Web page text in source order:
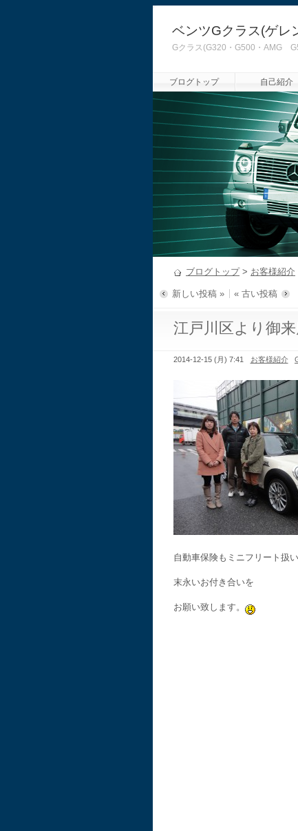
ベンツGクラス(ゲレ
Gクラス(G320・G500・AMG
ブログトップ 自己紹介
ブログトップ> お客様紹介
新しい投稿 » « 古い投稿
江戸川区より御
2014-12-15 (月) 7:41 お客様紹介
自動車保険もミニフリート扱
末永いお付き合いを
お願い致します。